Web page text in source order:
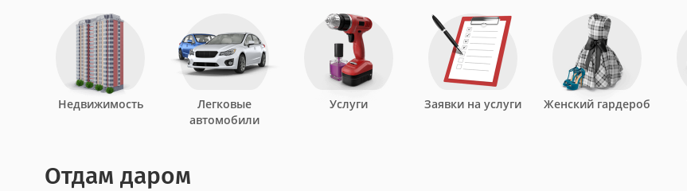
Недвижимость
Легковые
автомобили
Услуги Заявки на услуги Женский гардероб
Отдам даром